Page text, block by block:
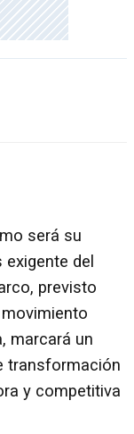
será su
del
previsto
marcará un
transformación
y competitiva